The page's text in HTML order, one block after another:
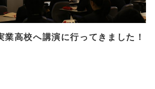
業高校へ講演に行ってきました！